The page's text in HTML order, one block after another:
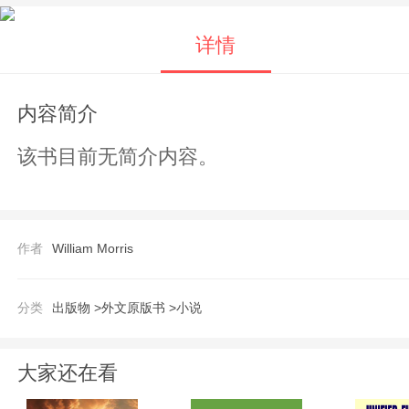
详情
内容简介
该书目前无简介内容。
作者 William Morris
分类 出版物 >外文原版书 >小说
大家还在看